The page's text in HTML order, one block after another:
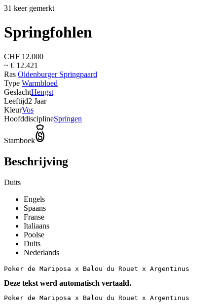
31 keer gemerkt
Springfohlen
CHF 12.000
~ € 12.421
Ras Oldenburger Springpaard
Type Warmbloed
GeslachtHengst
Leeftijd2 Jaar
KleurVos
HoofddisciplineSpringen
Stamboek
Beschrijving
Duits
Engels
Spaans
Franse
Italiaans
Poolse
Duits
Nederlands
Poker de Mariposa x Balou du Rouet x Argentinus
Deze tekst werd automatisch vertaald.
Poker de Mariposa x Balou du Rouet x Argentinus